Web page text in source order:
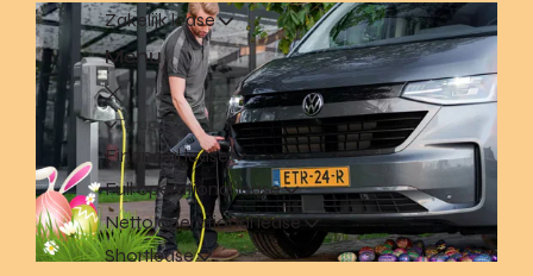
Zakelijk lease
Menu
Terug
Financial lease
Full operational lease
Netto operational lease
Shortlease